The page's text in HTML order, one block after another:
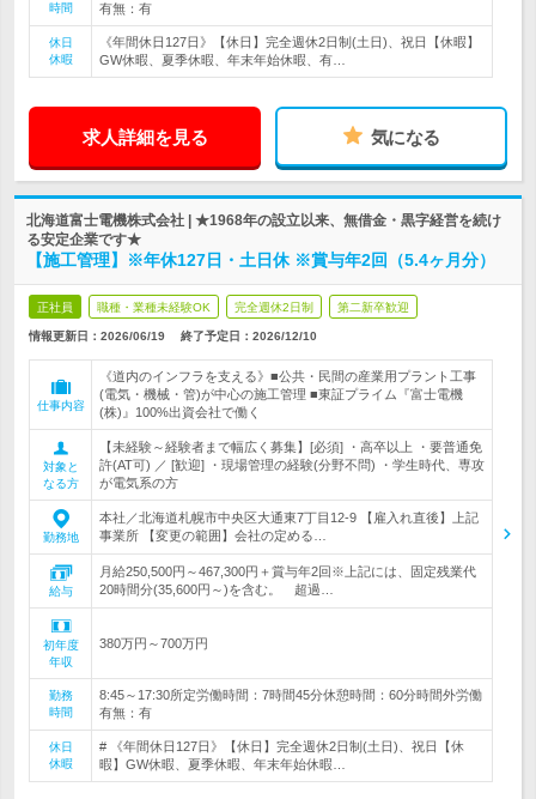
時間
有無：有
休日
休暇
《年間休日127日》【休日】完全週休2日制(土日)、祝日【休暇】
GW休暇、夏季休暇、年末年始休暇、有…
求人詳細を見る 気になる
北海道富士電機株式会社 | ★1968年の設立以来、無借金・黒字経営を続け
る安定企業です★
【施工管理】※年休127日・土日休 ※賞与年2回（5.4ヶ月分）
正社員 職種・業種未経験OK 完全週休2日制 第二新卒歓迎
情報更新日：2026/06/19 終了予定日： 2026/12/10
仕事内容
《道内のインフラを支える》■公共・民間の産業用プラント工事
(電気・機械・管)が中心の施工管理 ■東証プライム『富士電機
(株)』100%出資会社で働く
対象と
なる方
【未経験～経験者まで幅広く募集】[必須] ・高卒以上 ・要普通免
許(AT可) ／ [歓迎] ・現場管理の経験(分野不問) ・学生時代、専攻
が電気系の方
勤務地
本社／北海道札幌市中央区大通東7丁目12-9 【雇入れ直後】上記
事業所 【変更の範囲】会社の定める…
給与
月給250,500円～467,300円＋賞与年2回※上記には、固定残業代
20時間分(35,600円～)を含む。 超過…
初年度
年収
380万円～700万円
勤務
時間
8:45～17:30所定労働時間：7時間45分休憩時間：60分時間外労働
有無：有
休日
休暇
# 《年間休日127日》【休日】完全週休2日制(土日)、祝日【休
暇】GW休暇、夏季休暇、年末年始休暇…